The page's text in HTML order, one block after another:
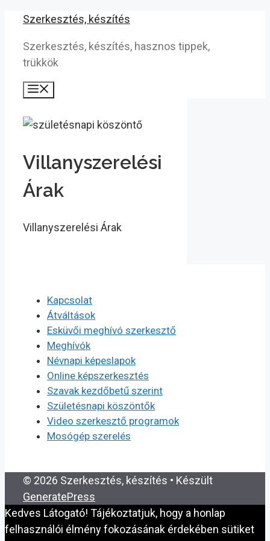
Kilépés
tartalomba
Szerkesztés, készítés
Szerkesztés, készítés, hasznos tippek,
trükkök
Villanyszerelési
Árak
Villanyszerelési Árak
Kapcsolat
Átváltások
Esküvői meghívó szerkesztő
Meghívók
Névnapi képeslapok
Online képszerkesztés
Szavak kezdőbetű szerint
Születésnapi köszöntők
Video szerkesztő programok
Mosógép szerelés
© 2026 Szerkesztés, készítés • Készült
GeneratePress
Kedves Látogató! Tájékoztatjuk, hogy a honlap
felhasználói élmény fokozásának érdekében sütiket